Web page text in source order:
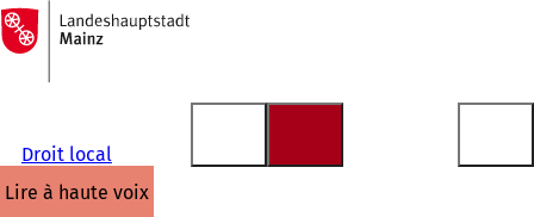
Accéder au contenu
Vers
la
page
d'accueil
Droit local
lire à haute voix